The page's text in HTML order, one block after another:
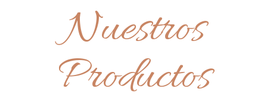
Nuestros
Productos